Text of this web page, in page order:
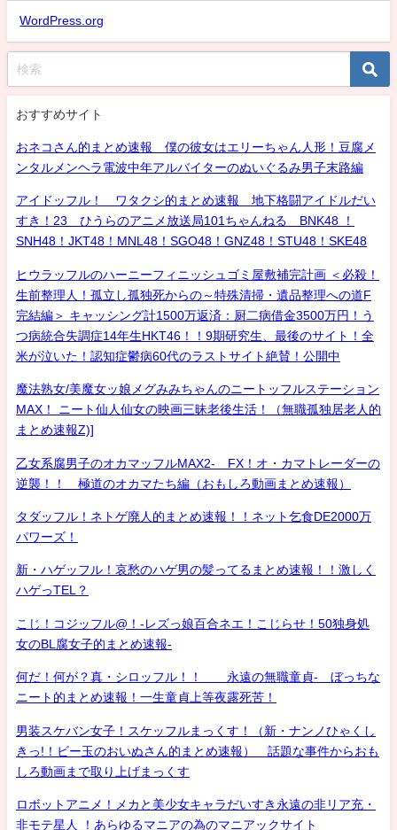
WordPress.org
おすすめサイト
おネコさん的まとめ速報 僕の彼女はエリーちゃん人形！豆腐メ
ンタルメンヘラ電波中年アルバイターのぬいぐるみ男子末路編
アイドッフル！ ワタクシ的まとめ速報 地下格闘アイドルだい
すき！23 ひうらのアニメ放送局101ちゃんねる BNK48 ！
SNH48！JKT48！MNL48！SGO48！GNZ48！STU48！SKE48
ヒウラッフルのハーニーフィニッシュゴミ屋敷補完計画 ＜必殺！
生前整理人！孤立し孤独死からの～特殊清掃・遺品整理への道F
完結編＞ キャッシング計1500万返済：厨二病借金3500万円！う
つ病統合失調症14年生HKT46！！9期研究生、最後のサイト！全
米が泣いた！認知症鬱病60代のラストサイト絶賛！公開中
魔法熟女/美魔女ッ娘メグみみちゃんのニートッフルステーション
MAX！ ニート仙人仙女の映画三昧老後生活！（無職孤独居老人的
まとめ速報Z)]
乙女系腐男子のオカマッフルMAX2- FX！オ・カマトレーダーの
逆襲！！ 極道のオカマたち編（おもしろ動画まとめ速報）
タダッフル！ネトゲ廃人的まとめ速報！！ネット乞食DE2000万
パワーズ！
新・ハゲッフル！哀愁のハゲ男の髪ってるまとめ速報！！激しく
ハゲっTEL？
こじ！コジッフル@！-レズっ娘百合ネエ！こじらせ！50独身処
女のBL腐女子的まとめ速報-
何だ！何が？真・シロッフル！！ 永遠の無職童貞- ぼっちな
ニート的まとめ速報！一生童貞上等夜露死苦！
男装スケバン女子！スケッフルまっくす！（新・ナンノひゃくし
きっ!！ビー玉のおいぬさん的まとめ速報） 話題な事件からおも
しろ動画まで取り上げまっくす
ロボットアニメ！メカと美少女キャラだいすき永遠の非リア充・
非モテ星人 ！あらゆるマニアの為のマニアックサイト